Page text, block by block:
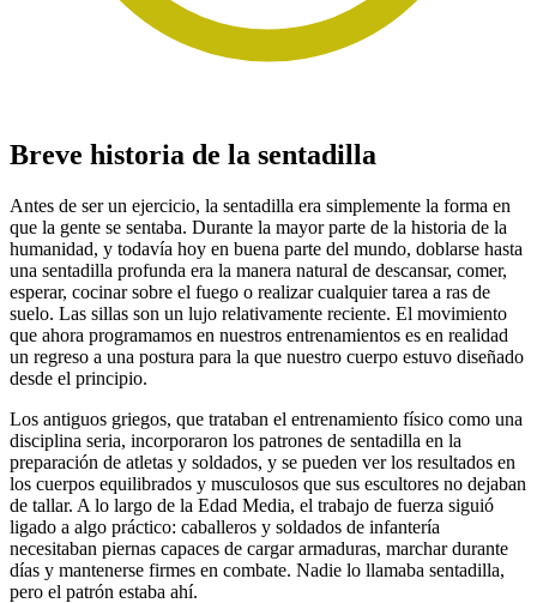
Breve historia de la sentadilla
Antes de ser un ejercicio, la sentadilla era simplemente la forma en
que la gente se sentaba. Durante la mayor parte de la historia de la
humanidad, y todavía hoy en buena parte del mundo, doblarse hasta
una sentadilla profunda era la manera natural de descansar, comer,
esperar, cocinar sobre el fuego o realizar cualquier tarea a ras de
suelo. Las sillas son un lujo relativamente reciente. El movimiento
que ahora programamos en nuestros entrenamientos es en realidad
un regreso a una postura para la que nuestro cuerpo estuvo diseñado
desde el principio.
Los antiguos griegos, que trataban el entrenamiento físico como una
disciplina seria, incorporaron los patrones de sentadilla en la
preparación de atletas y soldados, y se pueden ver los resultados en
los cuerpos equilibrados y musculosos que sus escultores no dejaban
de tallar. A lo largo de la Edad Media, el trabajo de fuerza siguió
ligado a algo práctico: caballeros y soldados de infantería
necesitaban piernas capaces de cargar armaduras, marchar durante
días y mantenerse firmes en combate. Nadie lo llamaba sentadilla,
pero el patrón estaba ahí.